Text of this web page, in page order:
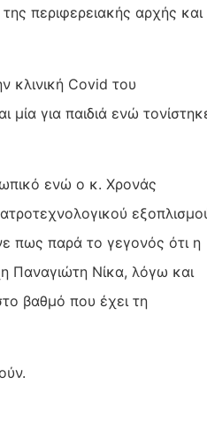
περιφερειακής αρχής και
κλινική Covid του
μία για παιδιά ενώ
ενώ ο κ. Χρονάς
πως παρά το γεγονός ότι η
Παναγιώτη Νίκα, λόγω και
βαθμό που έχει τη